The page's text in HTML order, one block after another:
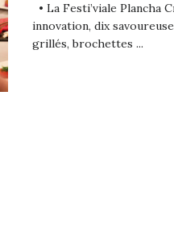
• La Festi’viale Plancha
innovation, dix
grillés, brochettes ...